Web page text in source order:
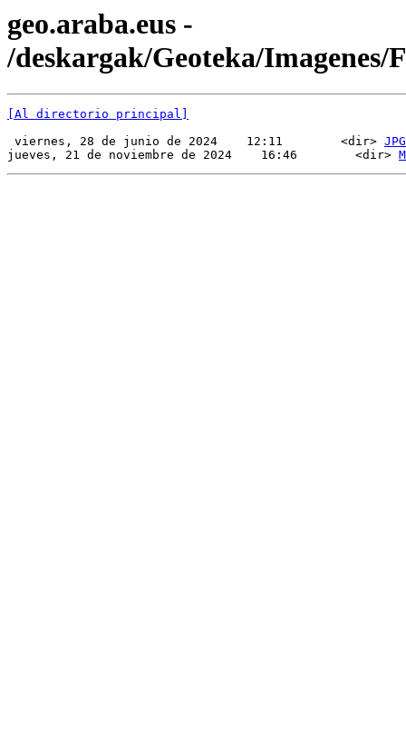
geo.araba.eus -
/deskargak/Geoteka/Imagenes/
[Al directorio principal]
viernes, 28 de junio de 2024    12:11        <dir> JPG
jueves, 21 de noviembre de 2024    16:46        <dir>